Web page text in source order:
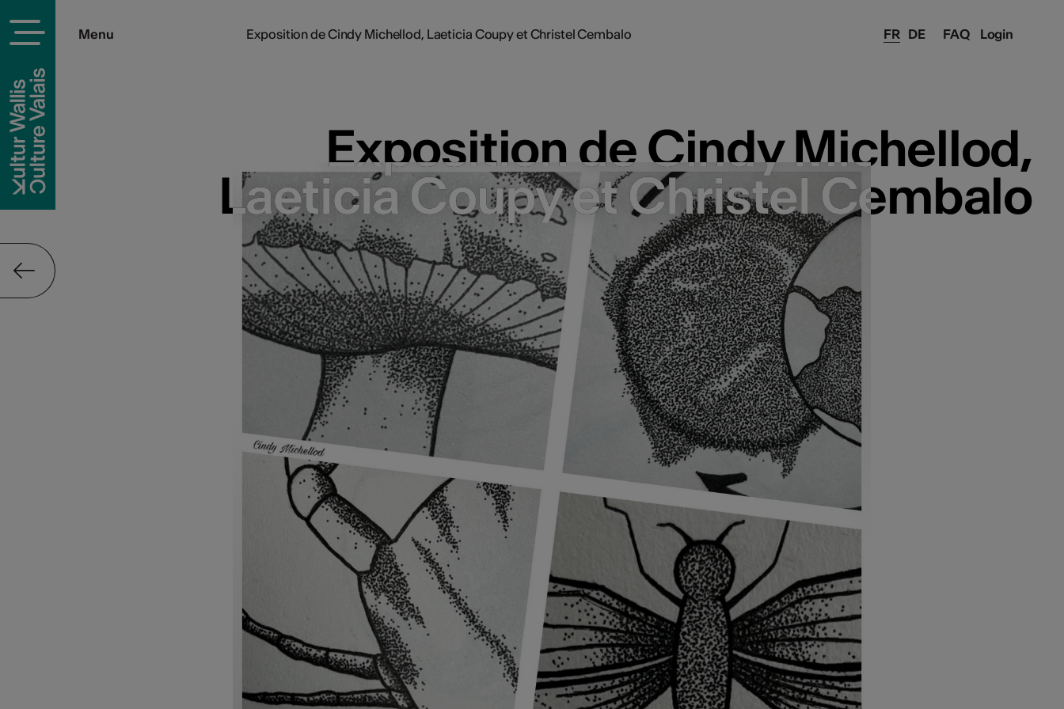
FAQ Login
Menu FR DE
Exposition de Cindy Michellod, Laeticia Coupy et Christel Cembalo
Exposition de Cindy Michellod,
Laeticia Coupy et Christel Cembalo
Exposition de Cindy Michellod,
Laeticia Coupy et Christel Cembalo